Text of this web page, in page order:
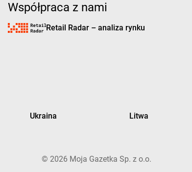
Współpraca z nami
Retail Radar – analiza rynku
Ukraina Litwa
© 2026 Moja Gazetka Sp. z o.o.